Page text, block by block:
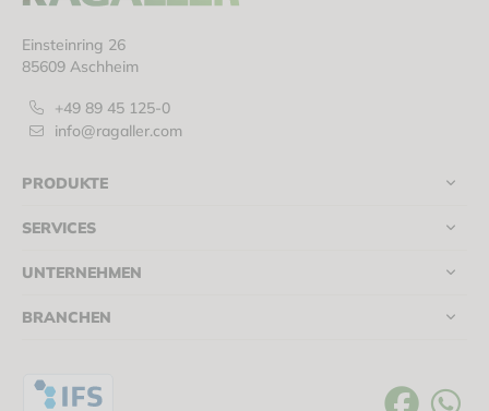
Einsteinring 26
85609 Aschheim
+49 89 45 125-0
info@ragaller.com
PRODUKTE
SERVICES
UNTERNEHMEN
BRANCHEN